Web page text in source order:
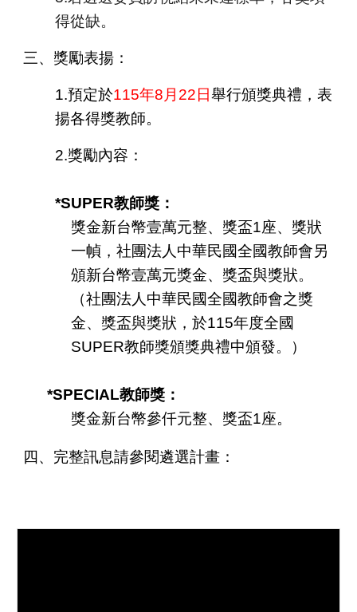
得從缺。
三、獎勵表揚：
1.預定於115年8月22日舉行頒獎典禮，表
揚各得獎教師。
2.獎勵內容：
*SUPER教師獎：
獎金新台幣壹萬元整、獎盃1座、獎狀
一幀，社團法人中華民國全國教師會另
頒新台幣壹萬元獎金、獎盃與獎狀。
（社團法人中華民國全國教師會之獎
金、獎盃與獎狀，於115年度全國
SUPER教師獎頒獎典禮中頒發。）
*SPECIAL教師獎：
獎金新台幣參仟元整、獎盃1座。
四、完整訊息請參閱遴選計畫：